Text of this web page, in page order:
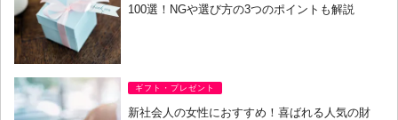
100選！NGや選び方の3つのポイントも解説
ギフト・プレゼント
新社会人の女性におすすめ！喜ばれる人気の財